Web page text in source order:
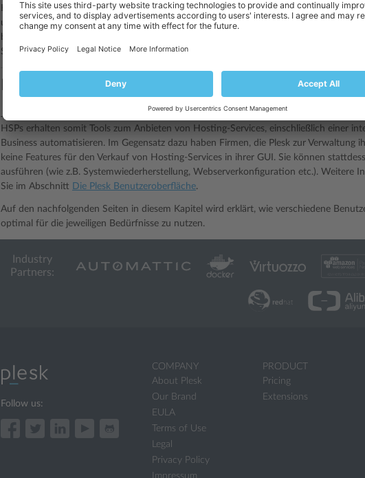
Hosting verkaufen. Es wird auf einem Server installiert und ermöglicht HSPs, ihre
und diese Pakete ihren Kunden anzubieten. Diese Kunden können Firmen wie auch
benötigen, aber nicht über die erforderliche IT-Infrastruktur verfügen. Weitere
Sie im Abschnitt
Über Plesk Benutzer.
Kann ich Plesk an meine Anforderungen anpassen?
Jede Plesk Benutzergruppe erhält ihre eigene grafische Benutzeroberfläche (GUI), die
HSPs erhalten somit Tools zum Anbieten von Hosting-Services, einschließlich einer
Business automatisieren. Im Gegensatz dazu haben Firmen, die Plesk zur Verwaltung
keine Features für den Verkauf von Hosting-Services in ihrer GUI. Sie können
ausführen (wie z.B. Systemwiederherstellung, Webserverkonfiguration etc.). Weitere
Sie im Abschnitt Die Plesk Benutzeroberfläche.
Auf den nachfolgenden Seiten in diesem Kapitel wird erklärt, wie verschiedene
optimal für die jeweiligen Bedürfnisse zu nutzen.
Industry
Partners:
Follow us:
COMPANY
About Plesk
Our Brand
EULA
Terms of Use
Legal
Privacy Policy
Impressum
PRODUCT
Pricing
Extensions